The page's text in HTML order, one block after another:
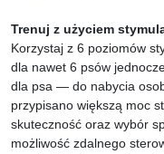
Trenuj z użyciem
Korzystaj z 6 poziomów
dla nawet 6 psów
dla psa — do nabycia
przypisano większą moc
skuteczność oraz wybór
możliwość zdalnego